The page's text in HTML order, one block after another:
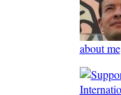
about me